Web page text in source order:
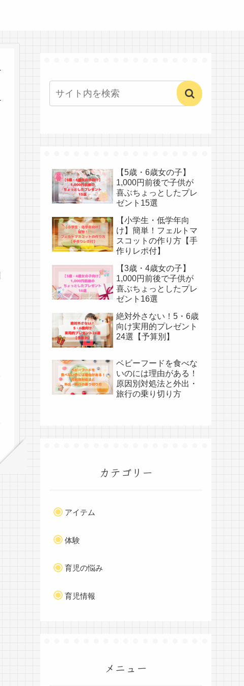
【5歳・6歳女の子】
1,000円前後で子供が
喜ぶちょっとしたプレ
ゼント15選
【小学生・低学年向
け】簡単！フェルトマ
スコットの作り方【手
作りレポ付】
【3歳・4歳女の子】
1,000円前後で子供が
喜ぶちょっとしたプレ
ゼント16選
絶対外さない！5・6歳
向け実用的プレゼント
24選【予算別】
ベビーフードを食べな
いのには理由がある！
原因別対処法と外出・
旅行の乗り切り方
カテゴリー
アイテム
体験
育児の悩み
育児情報
メニュー